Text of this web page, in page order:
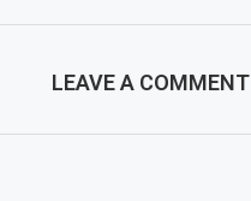
LEAVE A COMMENT